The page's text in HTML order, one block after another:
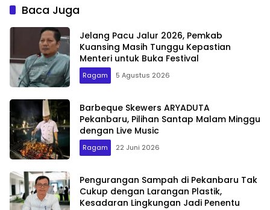
Baca Juga
Jelang Pacu Jalur 2026, Pemkab
Kuansing Masih Tunggu Kepastian
Menteri untuk Buka Festival
Ragam 5 Agustus 2026
Barbeque Skewers ARYADUTA
Pekanbaru, Pilihan Santap Malam Minggu
dengan Live Music
Ragam 22 Juni 2026
Pengurangan Sampah di Pekanbaru Tak
Cukup dengan Larangan Plastik,
Kesadaran Lingkungan Jadi Penentu